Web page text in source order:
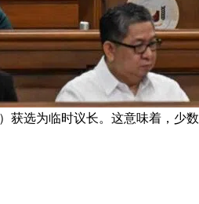
获选为临时议长。这意味着，少